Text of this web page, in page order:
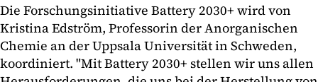
Die Forschungsinitiative Battery 2030+ wird von
Kristina Edström, Professorin der Anorganischen
Chemie an der Uppsala Universität in Schweden,
koordiniert. "Mit Battery 2030+ stellen wir uns allen